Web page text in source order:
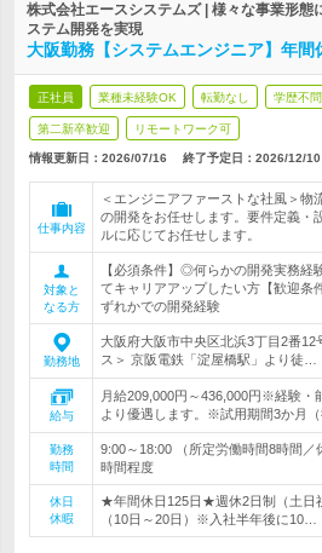
株式会社エースシステムズ | 様々な事業形態
ステム開発を実現
大阪勤務【システムエンジニア】年
正社員 業種未経験OK 転勤なし 学歴不問
第二新卒歓迎 リモートワーク可
情報更新日：2026/07/16 終了予定日： 2026/12/10
仕事内容
＜エンジニアファーストな社風＞物
の開発をお任せします。要件定義・
ルに応じてお任せします。
対象と
なる方
【必須条件】◎何らかの開発実務
てキャリアアップしたい方【歓迎条
ずれかでの開発経験
勤務地
大阪府大阪市中央区北浜3丁目2番12
ス＞ 京阪電鉄「淀屋橋駅」より徒…
給与
月給209,000円～436,000円※経験・
より優遇します。※試用期間3か月
勤務
時間
9:00～18:00 （所定労働時間8時間
時間程度
休日
休暇
★年間休日125日★週休2日制（土日
（10日～20日）※入社半年後に10…